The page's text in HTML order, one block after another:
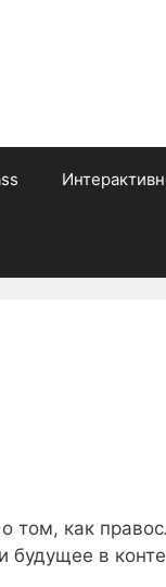
том, как
будущее в